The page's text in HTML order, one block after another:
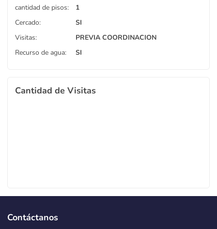
cantidad de pisos:
1
Cercado:
SI
Visitas:
PREVIA COORDINACION
Recurso de agua:
SI
Cantidad de Visitas
Contáctanos